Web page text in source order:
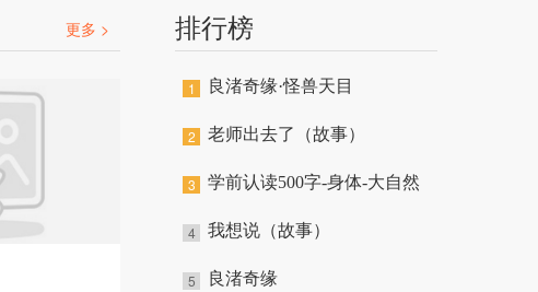
排行榜
良渚奇缘·怪兽天目
1
老师出去了（故事）
2
学前认读500字-身体-大自然
3
我想说（故事）
4
良渚奇缘
5
更多 >